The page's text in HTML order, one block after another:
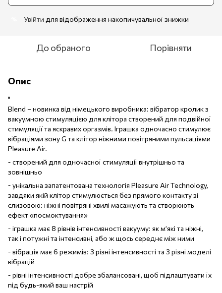
Увійти для відображення накопичувальної знижки
До обраного Порівняти
Опис
"
Blend – новинка від німецького виробника: вібратор кролик з
вакуумною стимуляцією для клітора створений для подвійної
стимуляції та яскравих оргазмів. Іграшка одночасно стимулює
вібраціями зону G та клітор ніжними повітряними пульсаціями
Pleasure Air.
- створений для одночасної стимуляції внутрішньо та
зовнішньо
- унікальна запатентована технологія Pleasure Air Technology,
завдяки якій клітор стимулюється без прямого контакту зі
слизовою: ніжні повітряні хвилі масажують та створюють
ефект «посмоктування»
- іграшка має 8 рівнів інтенсивності вакууму: як м’які та ніжні,
так і потужні та інтенсивні, або ж щось середнє між ними
- вібрація має 6 режимів: 3 різні інтенсивності та 3 різні моделі
вібрацій
- рівні інтенсивності добре збалансовані, щоб підлаштувати їх
під будь-який ваш настрій